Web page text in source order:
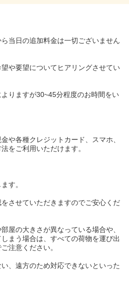
当日の追加料金は一切ございません
や要望についてヒアリングさせてい
りますが30~45分程度のお時間をい
や各種クレジットカード、スマホ、
をご利用いただけます。
す。
させていただきますのでご安心くだ
屋の大きさが異なっている場合や、
まう場合は、すべての荷物を運び出
注意ください。
、遠方のため対応できないといった